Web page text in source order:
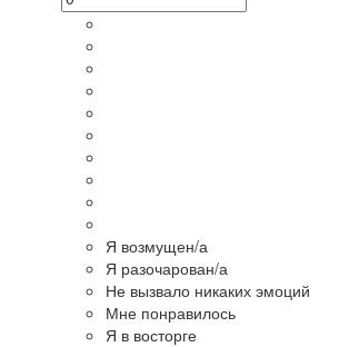
Я возмущен/а
Я разочарован/а
Не вызвало никаких эмоций
Мне понравилось
Я в восторге